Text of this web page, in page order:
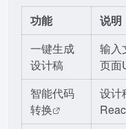
功能
说明
一键生成
设计稿
输入
页面
智能代码
转换
设计